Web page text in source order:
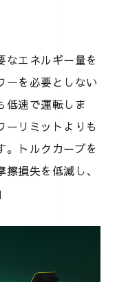
なエネルギー量を
ーを必要としない
低速で運転しま
ーリミットよりも
。トルクカーブを
損失を低減し、